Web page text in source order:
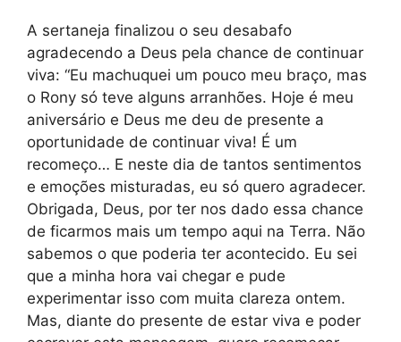
A sertaneja finalizou o seu desabafo
agradecendo a Deus pela chance de continuar
viva: “Eu machuquei um pouco meu braço, mas
o Rony só teve alguns arranhões. Hoje é meu
aniversário e Deus me deu de presente a
oportunidade de continuar viva! É um
recomeço… E neste dia de tantos sentimentos
e emoções misturadas, eu só quero agradecer.
Obrigada, Deus, por ter nos dado essa chance
de ficarmos mais um tempo aqui na Terra. Não
sabemos o que poderia ter acontecido. Eu sei
que a minha hora vai chegar e pude
experimentar isso com muita clareza ontem.
Mas, diante do presente de estar viva e poder